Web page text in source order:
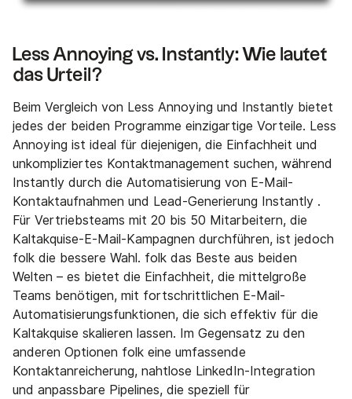
Less Annoying vs. Instantly: Wie lautet
das Urteil?
Beim Vergleich von Less Annoying und Instantly bietet
jedes der beiden Programme einzigartige Vorteile. Less
Annoying ist ideal für diejenigen, die Einfachheit und
unkompliziertes Kontaktmanagement suchen, während
Instantly durch die Automatisierung von E-Mail-
Kontaktaufnahmen und Lead-Generierung Instantly .
Für Vertriebsteams mit 20 bis 50 Mitarbeitern, die
Kaltakquise-E-Mail-Kampagnen durchführen, ist jedoch
folk die bessere Wahl. folk das Beste aus beiden
Welten – es bietet die Einfachheit, die mittelgroße
Teams benötigen, mit fortschrittlichen E-Mail-
Automatisierungsfunktionen, die sich effektiv für die
Kaltakquise skalieren lassen. Im Gegensatz zu den
anderen Optionen folk eine umfassende
Kontaktanreicherung, nahtlose LinkedIn-Integration
und anpassbare Pipelines, die speziell für